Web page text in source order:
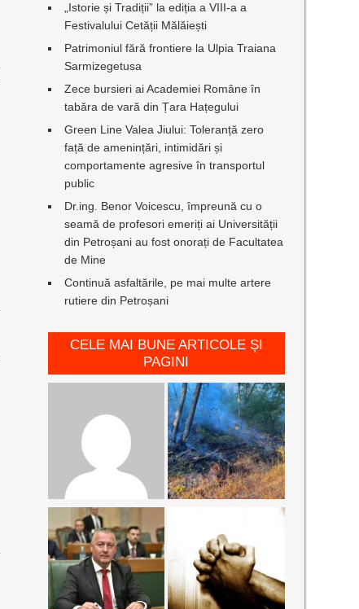
„Istorie și Tradiții” la ediția a VIII-a a
Festivalului Cetății Mălăiești
Patrimoniul fără frontiere la Ulpia Traiana
Sarmizegetusa
Zece bursieri ai Academiei Române în
tabăra de vară din Țara Hațegului
Green Line Valea Jiului: Toleranță zero
față de amenințări, intimidări și
comportamente agresive în transportul
public
Dr.ing. Benor Voicescu, împreună cu o
seamă de profesori emeriți ai Universității
din Petroșani au fost onorați de Facultatea
de Mine
Continuă asfaltările, pe mai multe artere
rutiere din Petroșani
CELE MAI BUNE ARTICOLE ȘI
PAGINI